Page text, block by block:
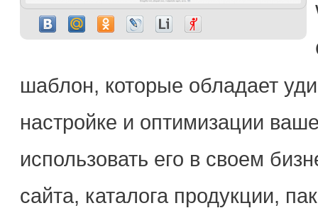
шаблон, которые обладает
настройке и оптимизации
использовать его в своем
сайта, каталога продукции,